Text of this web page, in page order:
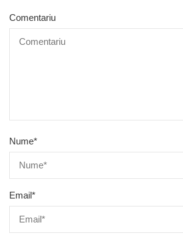
Comentariu
Nume*
Email*